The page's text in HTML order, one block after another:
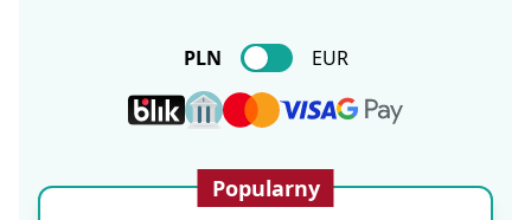
PLN EUR
Popularny